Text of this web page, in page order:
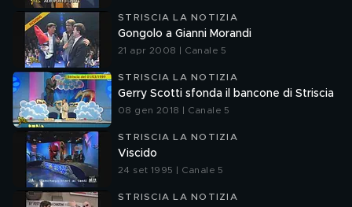
STRISCIA LA NOTIZIA
Gongolo a Gianni Morandi
21 apr 2008 | Canale 5
STRISCIA LA NOTIZIA
Gerry Scotti sfonda il bancone di Striscia
08 gen 2018 | Canale 5
STRISCIA LA NOTIZIA
Viscido
24 set 1995 | Canale 5
STRISCIA LA NOTIZIA